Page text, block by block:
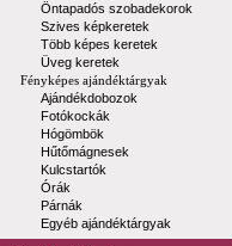
Öntapadós szobadekorok
Szives képkeretek
Több képes keretek
Üveg keretek
Fényképes ajándéktárgyak
Ajándékdobozok
Fotókockák
Hógömbök
Hűtőmágnesek
Kulcstartók
Órák
Párnák
Egyéb ajándéktárgyak